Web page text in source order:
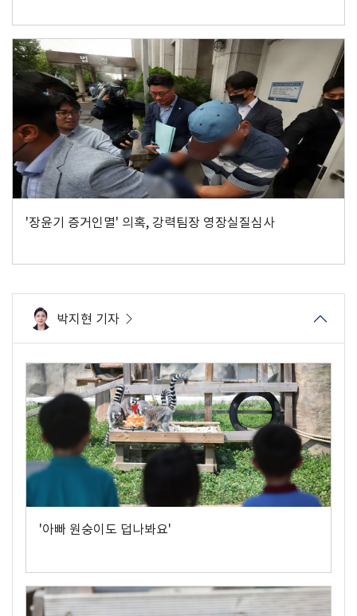
'장윤기 증거인멸' 의혹, 강력팀장 영장실질심사
박지현 기자
'아빠 원숭이도 덥나봐요'